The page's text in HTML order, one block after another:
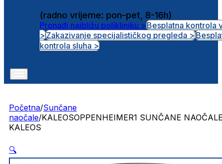
(radno vrijeme: pon-pet, 8-16h)
Pronađi najbližu polikliniku >Besplatna kontrola
>Zakazivanje specijalističkog pregleda >
kontrola sluha >
Početna/Sunčane
naočale/KALEOSOPPENHEIMER1 SUNČANE
KALEOS
🔍